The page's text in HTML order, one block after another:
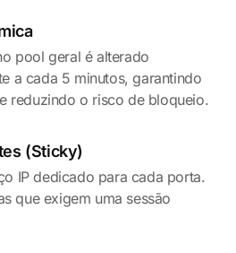
pool geral é alterado
a cada 5 minutos, garantindo
reduzindo o risco de bloqueio.
(Sticky)
IP dedicado para cada porta.
que exigem uma sessão